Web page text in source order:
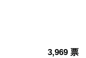
3,969 票